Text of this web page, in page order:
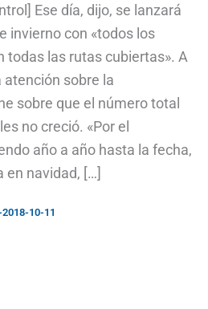
Ese día, dijo, se lanzará
invierno con «todos los
todas las rutas cubiertas». A
atención sobre la
sobre que el número total
no creció. «Por el
año a año hasta la fecha,
en navidad, […]
2018-10-11